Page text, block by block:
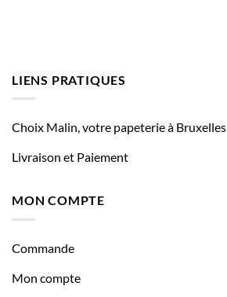
LIENS PRATIQUES
Choix Malin, votre papeterie à Bruxelles
Livraison et Paiement
MON COMPTE
Commande
Mon compte